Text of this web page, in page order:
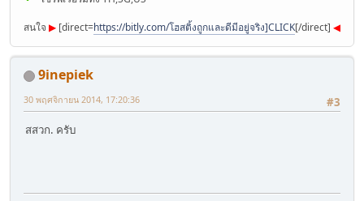
สนใจ ▶︎ [direct=https://bitly.com/โฮสติ้งถูกและดีมีอยู่จริง]CLICK[/direct] ◀︎
9inepiek
#3
30 พฤศจิกายน 2014, 17:20:36
สสวก. ครับ